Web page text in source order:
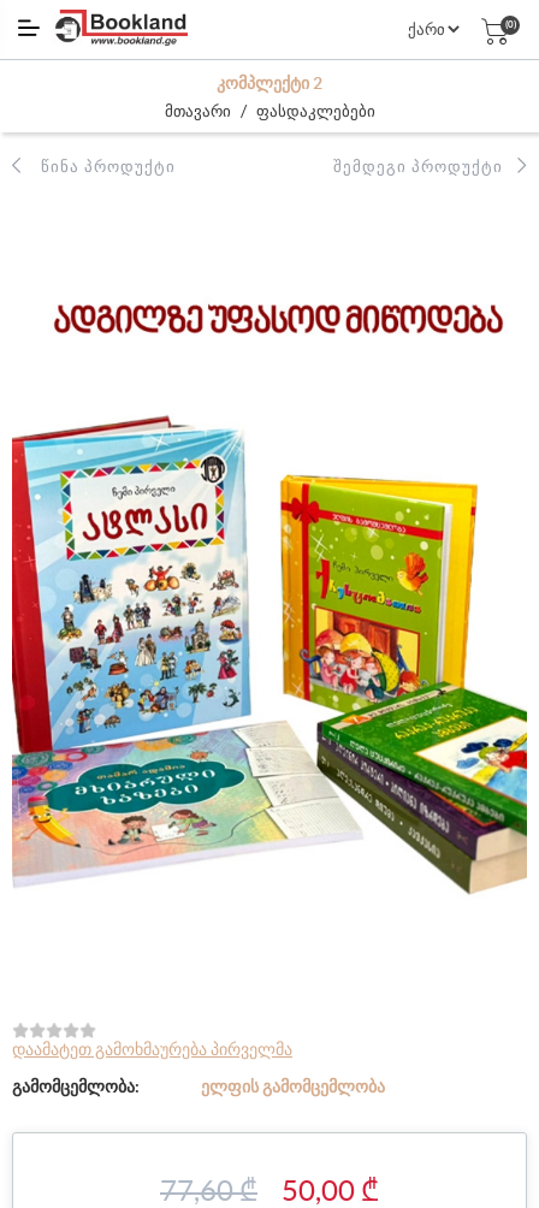
(0)
ᲙᲝᲛᲞᲚᲔᲥᲢᲘ 2
მთავარი / ფასდაკლებები
ᲬᲘᲜᲐ ᲞᲠᲝᲓᲣᲥᲢᲘ ᲨᲔᲛᲓᲔᲒᲘ ᲞᲠᲝᲓᲣᲥᲢᲘ
დაამატეთ გამოხმაურება პირველმა
გამომცემლობა:
ᲔᲚᲤᲘᲡ ᲒᲐᲛᲝᲛᲪᲔᲛᲚᲝᲑᲐ
77,60 ₾ 50,00 ₾